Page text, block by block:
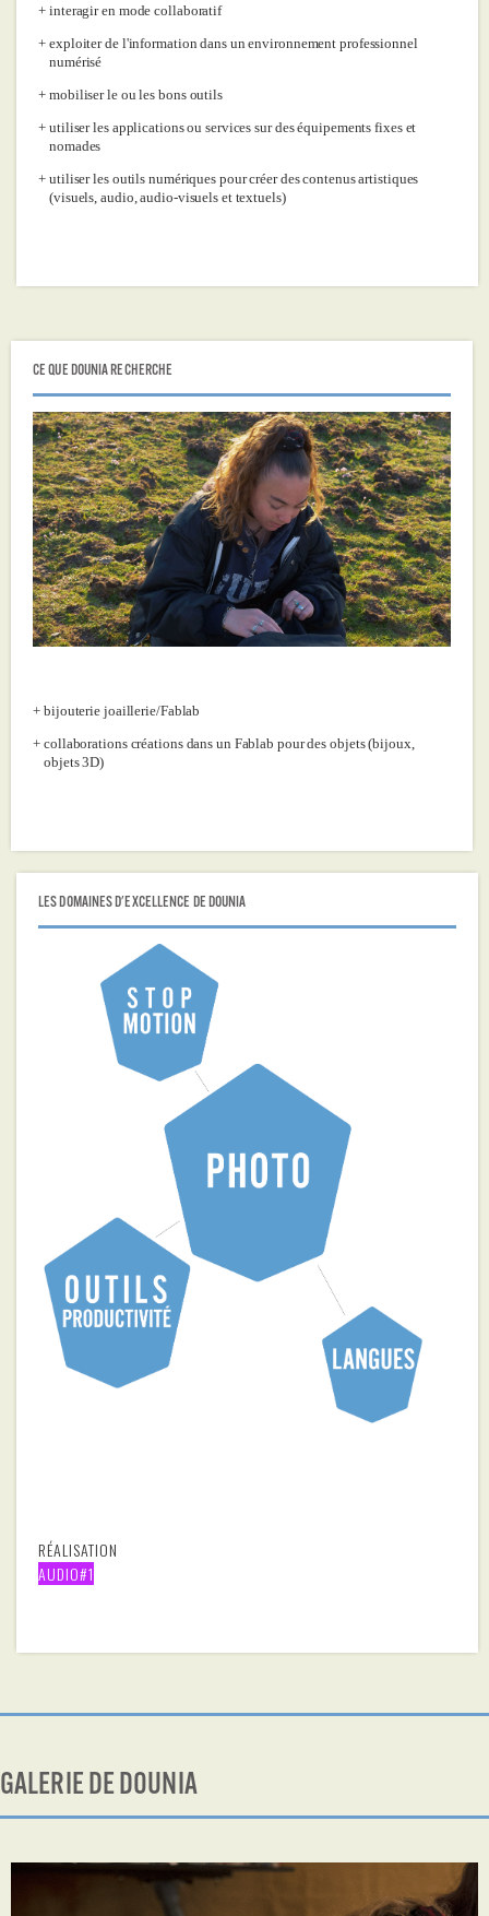
interagir en mode collaboratif
exploiter de l'information dans un environnement professionnel
numérisé
mobiliser le ou les bons outils
utiliser les applications ou services sur des équipements fixes et
nomades
utiliser les outils numériques pour créer des contenus artistiques
(visuels, audio, audio-visuels et textuels)
CE QUE DOUNIA RECHERCHE
bijouterie joaillerie/Fablab
collaborations créations dans un Fablab pour des objets (bijoux,
objets 3D)
LES DOMAINES D'EXCELLENCE DE DOUNIA
RÉALISATION
AUDIO#1
GALERIE DE DOUNIA